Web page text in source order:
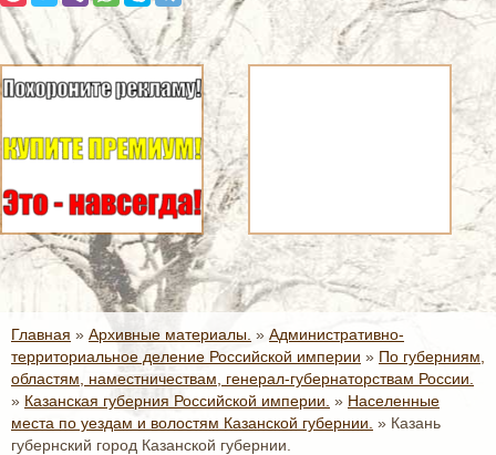
Главная » Архивные материалы. » Административно-
территориальное деление Российской империи » По губерниям,
областям, наместничествам, генерал-губернаторствам России.
» Казанская губерния Российской империи. » Населенные
места по уездам и волостям Казанской губернии. » Казань
губернский город Казанской губернии.